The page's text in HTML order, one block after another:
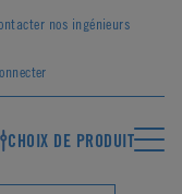
nos ingénieurs
CHOIX DE PRODUIT